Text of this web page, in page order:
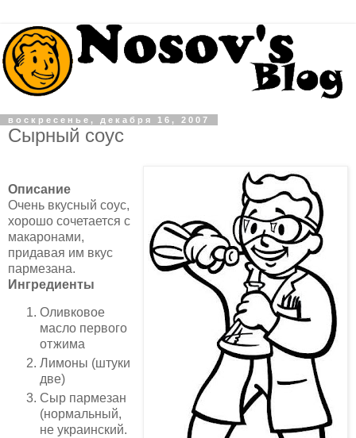
воскресенье, декабря 16, 2007
Сырный соус
Описание
Очень вкусный соус,
хорошо сочетается с
макаронами,
придавая им вкус
пармезана.
Ингредиенты
Оливковое
масло первого
отжима
Лимоны (штуки
две)
Сыр пармезан
(нормальный,
не украинский.